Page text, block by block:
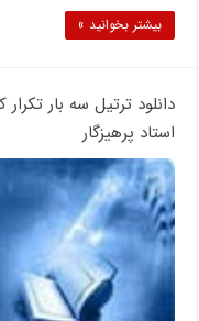
بیشتر بخوانید »
دانلود ترتیل سه بار
استاد پرهیزگار